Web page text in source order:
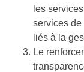
les
services
liés à la
Le